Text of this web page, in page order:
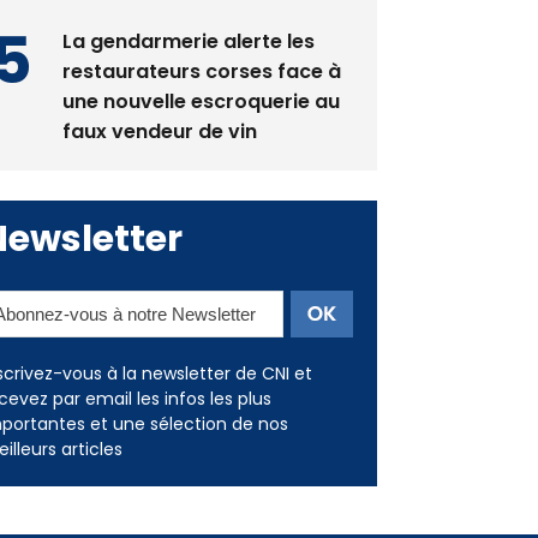
une nouvelle escroquerie au
faux vendeur de vin
vous à la newsletter de CNI et
par email les infos les plus
et une sélection de nos
articles